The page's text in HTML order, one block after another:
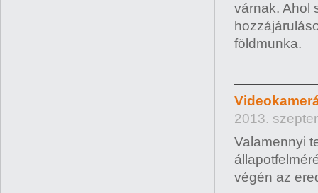
várnak. Ahol
földmunka.
2013.
Valamennyi
végén az